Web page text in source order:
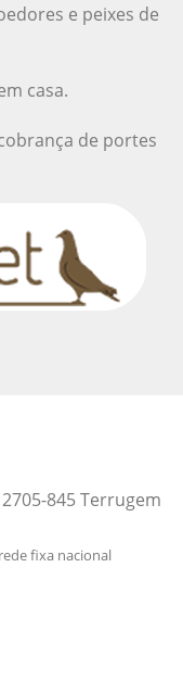
e peixes de
casa.
de portes
845 Terrugem
fixa nacional